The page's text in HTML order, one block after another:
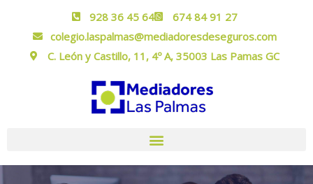
928 36 45 64
674 84 91 27
colegio.laspalmas@mediadoresdeseguros.com
C. León y Castillo, 11, 4º A, 35003 Las Pamas GC